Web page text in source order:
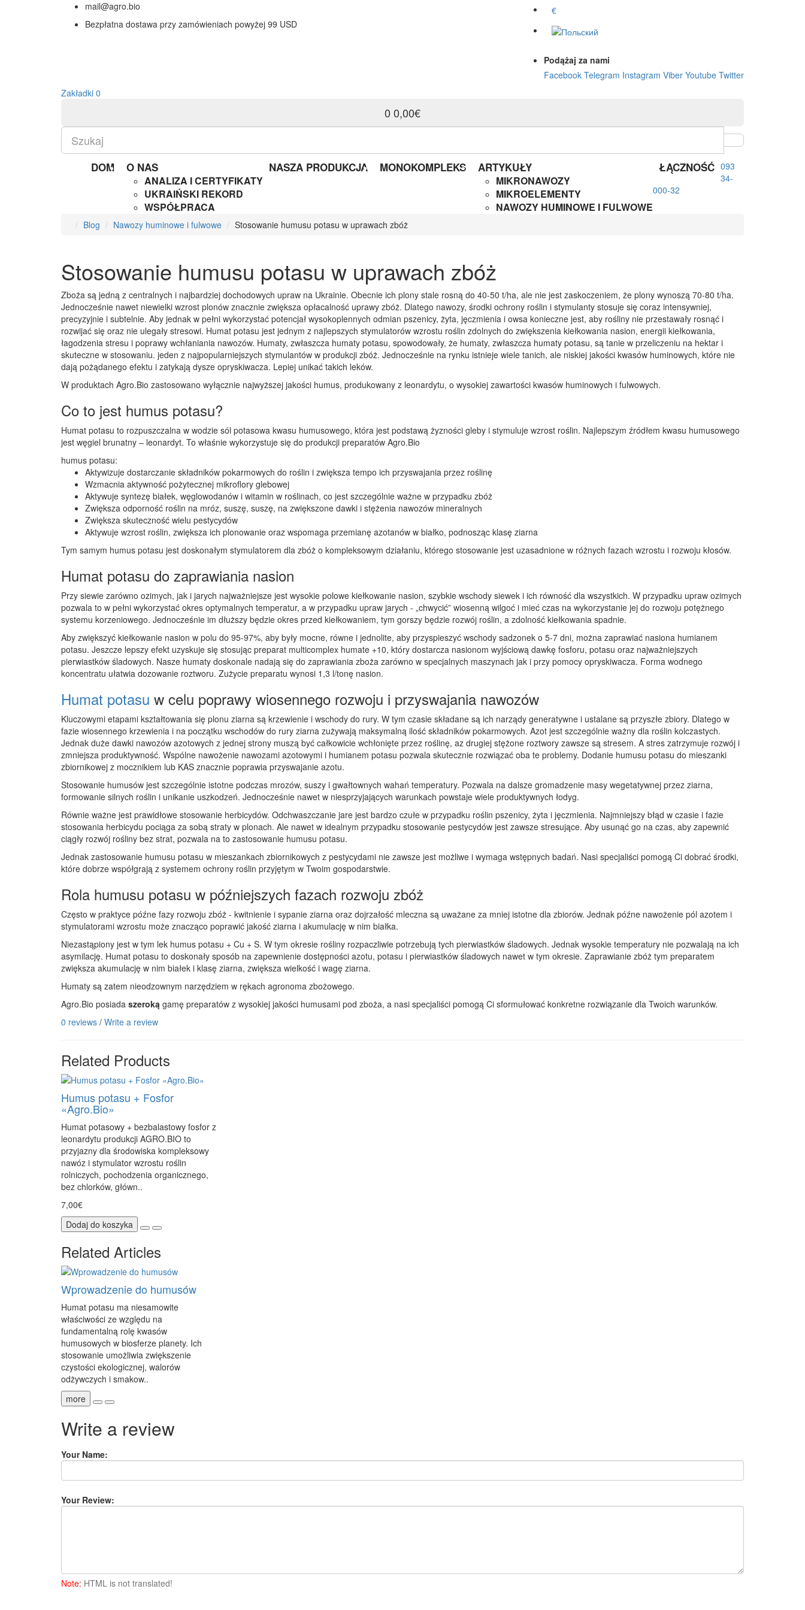
mail@agro.bio
Bezpłatna dostawa przy zamówieniach powyżej 99 USD
€
Podążaj za nami
Facebook Telegram Instagram Viber Youtube Twitter
Zakładki 0
0 0,00€
DOM O NAS
ANALIZA I CERTYFIKATY
UKRAIŃSKI REKORD
WSPÓŁPRACA
NASZA PRODUKCJA MONOKOMPLEKS ARTYKUŁY
MIKRONAWOZY
MIKROELEMENTY
NAWOZY HUMINOWE I FULWOWE
ŁĄCZNOŚĆ 093
34-
000-32
Blog Nawozy huminowe i fulwowe Stosowanie humusu potasu w uprawach zbóż
Stosowanie humusu potasu w uprawach zbóż
Zboża są jedną z centralnych i najbardziej dochodowych upraw na Ukrainie. Obecnie ich plony stale rosną do 40-50 t/ha, ale nie jest zaskoczeniem, że plony wynoszą 70-80 t/ha.
Jednocześnie nawet niewielki wzrost plonów znacznie zwiększa opłacalność uprawy zbóż. Dlatego nawozy, środki ochrony roślin i stymulanty stosuje się coraz intensywniej,
precyzyjnie i subtelnie. Aby jednak w pełni wykorzystać potencjał wysokoplennych odmian pszenicy, żyta, jęczmienia i owsa konieczne jest, aby rośliny nie przestawały rosnąć i
rozwijać się oraz nie ulegały stresowi. Humat potasu jest jednym z najlepszych stymulatorów wzrostu roślin zdolnych do zwiększenia kiełkowania nasion, energii kiełkowania,
łagodzenia stresu i poprawy wchłaniania nawozów. Humaty, zwłaszcza humaty potasu, spowodowały, że humaty, zwłaszcza humaty potasu, są tanie w przeliczeniu na hektar i
skuteczne w stosowaniu. jeden z najpopularniejszych stymulantów w produkcji zbóż. Jednocześnie na rynku istnieje wiele tanich, ale niskiej jakości kwasów huminowych, które nie
dają pożądanego efektu i zatykają dysze opryskiwacza. Lepiej unikać takich leków.
W produktach Agro.Bio zastosowano wyłącznie najwyższej jakości humus, produkowany z leonardytu, o wysokiej zawartości kwasów huminowych i fulwowych.
Co to jest humus potasu?
Humat potasu to rozpuszczalna w wodzie sól potasowa kwasu humusowego, która jest podstawą żyzności gleby i stymuluje wzrost roślin. Najlepszym źródłem kwasu humusowego
jest węgiel brunatny – leonardyt. To właśnie wykorzystuje się do produkcji preparatów Agro.Bio
humus potasu:
Aktywizuje dostarczanie składników pokarmowych do roślin i zwiększa tempo ich przyswajania przez roślinę
Wzmacnia aktywność pożytecznej mikroflory glebowej
Aktywuje syntezę białek, węglowodanów i witamin w roślinach, co jest szczególnie ważne w przypadku zbóż
Zwiększa odporność roślin na mróz, suszę, suszę, na zwiększone dawki i stężenia nawozów mineralnych
Zwiększa skuteczność wielu pestycydów
Aktywuje wzrost roślin, zwiększa ich plonowanie oraz wspomaga przemianę azotanów w białko, podnosząc klasę ziarna
Tym samym humus potasu jest doskonałym stymulatorem dla zbóż o kompleksowym działaniu, którego stosowanie jest uzasadnione w różnych fazach wzrostu i rozwoju kłosów.
Humat potasu do zaprawiania nasion
Przy siewie zarówno ozimych, jak i jarych najważniejsze jest wysokie polowe kiełkowanie nasion, szybkie wschody siewek i ich równość dla wszystkich. W przypadku upraw ozimych
pozwala to w pełni wykorzystać okres optymalnych temperatur, a w przypadku upraw jarych - „chwycić” wiosenną wilgoć i mieć czas na wykorzystanie jej do rozwoju potężnego
systemu korzeniowego. Jednocześnie im dłuższy będzie okres przed kiełkowaniem, tym gorszy będzie rozwój roślin, a zdolność kiełkowania spadnie.
Aby zwiększyć kiełkowanie nasion w polu do 95-97%, aby były mocne, równe i jednolite, aby przyspieszyć wschody sadzonek o 5-7 dni, można zaprawiać nasiona humianem
potasu. Jeszcze lepszy efekt uzyskuje się stosując preparat multicomplex humate +10, który dostarcza nasionom wyjściową dawkę fosforu, potasu oraz najważniejszych
pierwiastków śladowych. Nasze humaty doskonale nadają się do zaprawiania zboża zarówno w specjalnych maszynach jak i przy pomocy opryskiwacza. Forma wodnego
koncentratu ułatwia dozowanie roztworu. Zużycie preparatu wynosi 1,3 l/tonę nasion.
Humat potasu w celu poprawy wiosennego rozwoju i przyswajania nawozów
Kluczowymi etapami kształtowania się plonu ziarna są krzewienie i wschody do rury. W tym czasie składane są ich narządy generatywne i ustalane są przyszłe zbiory. Dlatego w
fazie wiosennego krzewienia i na początku wschodów do rury ziarna zużywają maksymalną ilość składników pokarmowych. Azot jest szczególnie ważny dla roślin kolczastych.
Jednak duże dawki nawozów azotowych z jednej strony muszą być całkowicie wchłonięte przez roślinę, az drugiej stężone roztwory zawsze są stresem. A stres zatrzymuje rozwój i
zmniejsza produktywność. Wspólne nawożenie nawozami azotowymi i humianem potasu pozwala skutecznie rozwiązać oba te problemy. Dodanie humusu potasu do mieszanki
zbiornikowej z mocznikiem lub KAS znacznie poprawia przyswajanie azotu.
Stosowanie humusów jest szczególnie istotne podczas mrozów, suszy i gwałtownych wahań temperatury. Pozwala na dalsze gromadzenie masy wegetatywnej przez ziarna,
formowanie silnych roślin i unikanie uszkodzeń. Jednocześnie nawet w niesprzyjających warunkach powstaje wiele produktywnych łodyg.
Równie ważne jest prawidłowe stosowanie herbicydów. Odchwaszczanie jare jest bardzo czułe w przypadku roślin pszenicy, żyta i jęczmienia. Najmniejszy błąd w czasie i fazie
stosowania herbicydu pociąga za sobą straty w plonach. Ale nawet w idealnym przypadku stosowanie pestycydów jest zawsze stresujące. Aby usunąć go na czas, aby zapewnić
ciągły rozwój rośliny bez strat, pozwala na to zastosowanie humusu potasu.
Jednak zastosowanie humusu potasu w mieszankach zbiornikowych z pestycydami nie zawsze jest możliwe i wymaga wstępnych badań. Nasi specjaliści pomogą Ci dobrać środki,
które dobrze współgrają z systemem ochrony roślin przyjętym w Twoim gospodarstwie.
Rola humusu potasu w późniejszych fazach rozwoju zbóż
Często w praktyce późne fazy rozwoju zbóż - kwitnienie i sypanie ziarna oraz dojrzałość mleczna są uważane za mniej istotne dla zbiorów. Jednak późne nawożenie pól azotem i
stymulatorami wzrostu może znacząco poprawić jakość ziarna i akumulację w nim białka.
Niezastąpiony jest w tym lek humus potasu + Cu + S. W tym okresie rośliny rozpaczliwie potrzebują tych pierwiastków śladowych. Jednak wysokie temperatury nie pozwalają na ich
asymilację. Humat potasu to doskonały sposób na zapewnienie dostępności azotu, potasu i pierwiastków śladowych nawet w tym okresie. Zaprawianie zbóż tym preparatem
zwiększa akumulację w nim białek i klasę ziarna, zwiększa wielkość i wagę ziarna.
Humaty są zatem nieodzownym narzędziem w rękach agronoma zbożowego.
Agro.Bio posiada szeroką gamę preparatów z wysokiej jakości humusami pod zboża, a nasi specjaliści pomogą Ci sformułować konkretne rozwiązanie dla Twoich warunków.
0 reviews / Write a review
Related Products
Humus potasu + Fosfor
«Agro.Bio»
Humat potasowy + bezbalastowy fosfor z
leonardytu produkcji AGRO.BIO to
przyjazny dla środowiska kompleksowy
nawóz i stymulator wzrostu roślin
rolniczych, pochodzenia organicznego,
bez chlorków, główn..
7,00€
Dodaj do koszyka
Related Articles
Wprowadzenie do humusów
Humat potasu ma niesamowite
właściwości ze względu na
fundamentalną rolę kwasów
humusowych w biosferze planety. Ich
stosowanie umożliwia zwiększenie
czystości ekologicznej, walorów
odżywczych i smakow..
more
Write a review
Your Name:
Your Review:
Note: HTML is not translated!